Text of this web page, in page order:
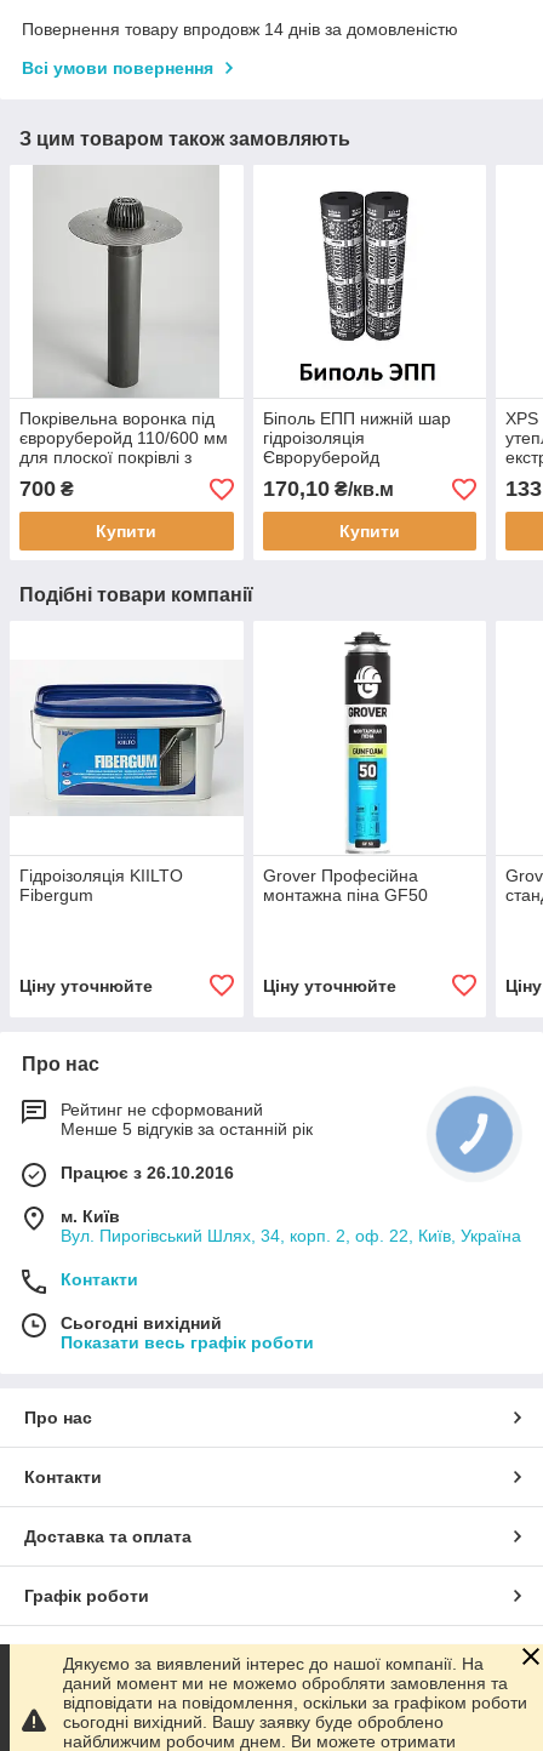
Повернення товару впродовж 14 днів за домовленістю
Всі умови повернення
З цим товаром також замовляють
Покрівельна воронка під
євроруберойд 110/600 мм
для плоскої покрівлі з
листяуловлювачем
700 ₴
Купити
Біполь ЕПП нижній шар
гідроізоляція
Євроруберойд
Техноніколь
170,10₴/кв.м
Купити
для
Подібні товари компанії
Гідроізоляція KIILTO
Fibergum
Ціну уточнюйте
Grover Професійна
монтажна піна GF50
Ціну уточнюйте
Про нас
Рейтинг не сформований
Менше 5 відгуків за останній рік
Працює з 26.10.2016
м. Київ
Вул. Пирогівський Шлях, 34, корп. 2, оф. 22, Київ, Україна
Контакти
Сьогодні вихідний
Показати весь графік роботи
Про нас
Контакти
Доставка та оплата
Графік роботи
Повна версія сайту
Сайт створено на маркетплейсі Prom.ua
Дякуємо за виявлений інтерес до нашої компанії. На
даний момент ми не можемо обробляти замовлення та
відповідати на повідомлення, оскільки за графіком роботи
сьогодні вихідний. Вашу заявку буде оброблено
найближчим робочим днем. Ви можете отримати